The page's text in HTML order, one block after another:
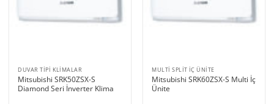
DUVAR TIPI KLIMALAR
Mitsubishi SRK50ZSX-S
Diamond Seri İnverter Klima
MULTI SPLIT İÇ ÜNITE
Mitsubishi SRK60ZSX-S Multi İç
Ünite